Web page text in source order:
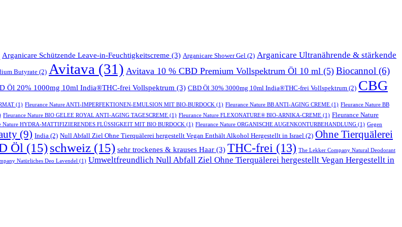
Arganicare Schützende Leave-in-Feuchtigkeitscreme (3) Arganicare Shower Gel (2) Arganicare Ultranährende & stärkende
Butyrate (2) Avitava (31) Avitava 10 % CBD Premium Vollspektrum Öl 10 ml (5) Biocannol (6)
Öl 20% 1000mg 10ml India®THC-frei Vollspektrum (3) CBD Öl 30% 3000mg 10ml India®THC-frei Vollspektrum (2) CBG
(1) Fleurance Nature ANTI-IMPERFEKTIONEN-EMULSION MIT BIO-BURDOCK (1) Fleurance Nature BB ANTI-AGING CREME (1) Fleurance Nature BB
Fleurance Nature BIO GELEE ROYAL ANTI-AGING TAGESCREME (1) Fleurance Nature FLEXONATURE® BIO-ARNIKA-CREME (1) Fleurance Nature
Nature HYDRA-MATTIFIZIERENDES FLÜSSIGKEIT MIT BIO BURDOCK (1) Fleurance Nature ORGANISCHE AUGENKONTURBEHANDLUNG (1) Gegen
(9) India (2) Null Abfall Ziel Ohne Tierquälerei hergestellt Vegan Enthält Alkohol Hergestellt in Israel (2) Ohne Tierquälerei
Öl (15)schweiz (15) sehr trockenes & krauses Haar (3) THC-frei (13) The Lekker Company Natural Deodorant
Natürliches Deo Lavendel (1) Umweltfreundlich Null Abfall Ziel Ohne Tierquälerei hergestellt Vegan Hergestellt in